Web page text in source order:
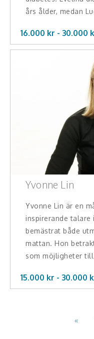
års ålder, medan
16.000 kr - 30.000
Yvonne Lin
Yvonne Lin är en
inspirerande talare
bemästrat både
mattan. Hon
som möjligheter
15.000 kr - 30.000
«